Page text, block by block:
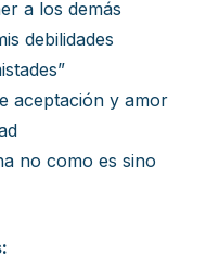
a los demás
debilidades
aceptación y amor
no como es sino